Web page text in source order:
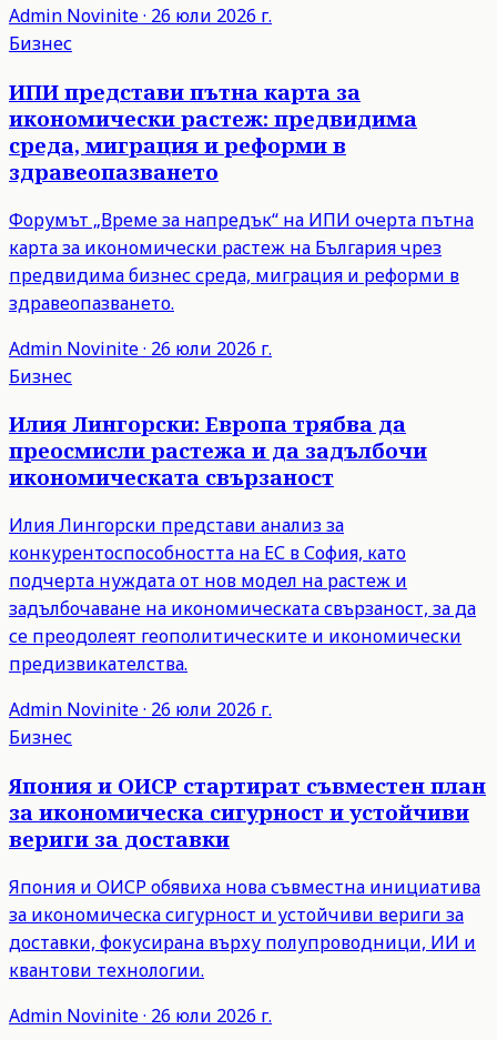
Admin Novinite· 26 юли 2026 г.
Бизнес
ИПИ представи пътна карта за
икономически растеж: предвидима
среда, миграция и реформи в
здравеопазването
Форумът „Време за напредък“ на ИПИ очерта пътна
карта за икономически растеж на България чрез
предвидима бизнес среда, миграция и реформи в
здравеопазването.
Admin Novinite· 26 юли 2026 г.
Бизнес
Илия Лингорски: Европа трябва да
преосмисли растежа и да задълбочи
икономическата свързаност
Илия Лингорски представи анализ за
конкурентоспособността на ЕС в София, като
подчерта нуждата от нов модел на растеж и
задълбочаване на икономическата свързаност, за да
се преодолеят геополитическите и икономически
предизвикателства.
Admin Novinite· 26 юли 2026 г.
Бизнес
Япония и ОИСР стартират съвместен план
за икономическа сигурност и устойчиви
вериги за доставки
Япония и ОИСР обявиха нова съвместна инициатива
за икономическа сигурност и устойчиви вериги за
доставки, фокусирана върху полупроводници, ИИ и
квантови технологии.
Admin Novinite· 26 юли 2026 г.